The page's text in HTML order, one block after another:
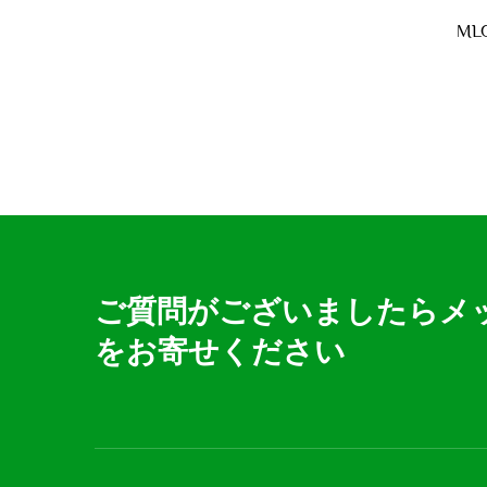
ご質問がございましたらメ
をお寄せください